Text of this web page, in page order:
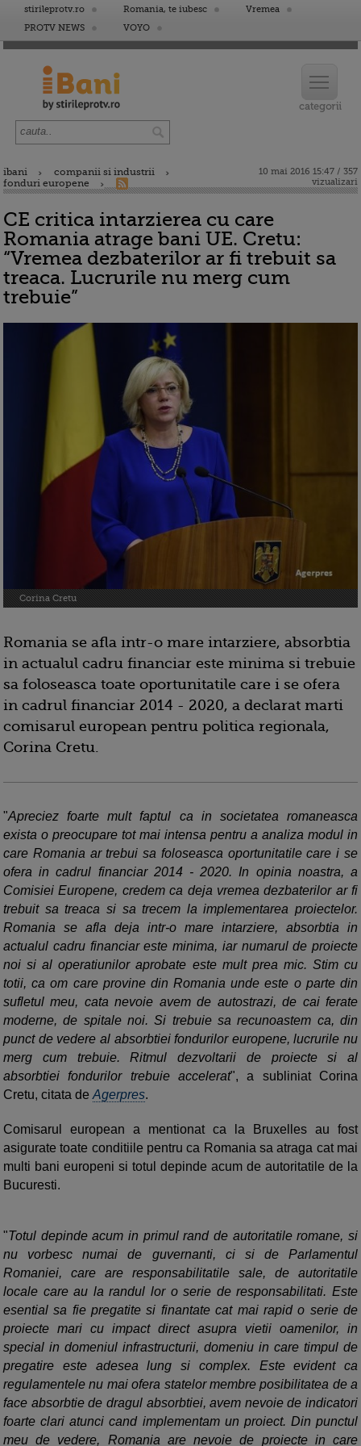
stirileprotv.ro Romania, te iubesc
Vremea
PROTV NEWS
VOYO
ibani
companii si industrii
fonduri europene
10 mai 2016 15:47 / 357
vizualizari
CE critica intarzierea cu care
Romania atrage bani UE. Cretu:
“Vremea dezbaterilor ar fi trebuit sa
treaca. Lucrurile nu merg cum
trebuie”
Corina Cretu
Romania se afla intr-o mare intarziere, absorbtia
in actualul cadru financiar este minima si trebuie
sa foloseasca toate oportunitatile care i se ofera
in cadrul financiar 2014 - 2020, a declarat marti
comisarul european pentru politica regionala,
Corina Cretu.
"Apreciez foarte mult faptul ca in societatea romaneasca
exista o preocupare tot mai intensa pentru a analiza modul in
care Romania ar trebui sa foloseasca oportunitatile care i se
ofera in cadrul financiar 2014 - 2020. In opinia noastra, a
Comisiei Europene, credem ca deja vremea dezbaterilor ar fi
trebuit sa treaca si sa trecem la implementarea proiectelor.
Romania se afla deja intr-o mare intarziere, absorbtia in
actualul cadru financiar este minima, iar numarul de proiecte
noi si al operatiunilor aprobate este mult prea mic. Stim cu
totii, ca om care provine din Romania unde este o parte din
sufletul meu, cata nevoie avem de autostrazi, de cai ferate
moderne, de spitale noi. Si trebuie sa recunoastem ca, din
punct de vedere al absorbtiei fondurilor europene, lucrurile nu
merg cum trebuie. Ritmul dezvoltarii de proiecte si al
absorbtiei fondurilor trebuie accelerat", a subliniat Corina
Cretu, citata de Agerpres.
Comisarul european a mentionat ca la Bruxelles au fost
asigurate toate conditiile pentru ca Romania sa atraga cat mai
multi bani europeni si totul depinde acum de autoritatile de la
Bucuresti.
"Totul depinde acum in primul rand de autoritatile romane, si
nu vorbesc numai de guvernanti, ci si de Parlamentul
Romaniei, care are responsabilitatile sale, de autoritatile
locale care au la randul lor o serie de responsabilitati. Este
esential sa fie pregatite si finantate cat mai rapid o serie de
proiecte mari cu impact direct asupra vietii oamenilor, in
special in domeniul infrastructurii, domeniu in care timpul de
pregatire este adesea lung si complex. Este evident ca
regulamentele nu mai ofera statelor membre posibilitatea de a
face absorbtie de dragul absorbtiei, avem nevoie de indicatori
foarte clari atunci cand implementam un proiect. Din punctul
meu de vedere, Romania are nevoie de proiecte in care